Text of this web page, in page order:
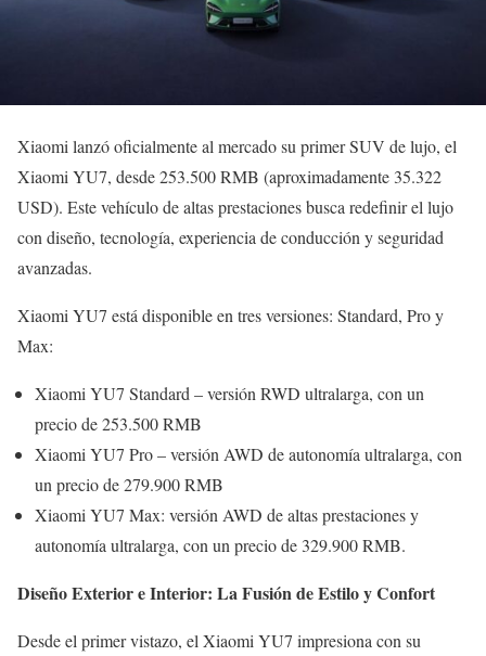
Xiaomi lanzó oficialmente al mercado su primer SUV de lujo, el
Xiaomi YU7, desde 253.500 RMB (aproximadamente 35.322
USD). Este vehículo de altas prestaciones busca redefinir el lujo
con diseño, tecnología, experiencia de conducción y seguridad
avanzadas.
Xiaomi YU7 está disponible en tres versiones: Standard, Pro y
Max:
Xiaomi YU7 Standard – versión RWD ultralarga, con un
precio de 253.500 RMB
Xiaomi YU7 Pro – versión AWD de autonomía ultralarga, con
un precio de 279.900 RMB
Xiaomi YU7 Max: versión AWD de altas prestaciones y
autonomía ultralarga, con un precio de 329.900 RMB.
Diseño Exterior e Interior: La Fusión de Estilo y Confort
Desde el primer vistazo, el Xiaomi YU7 impresiona con su